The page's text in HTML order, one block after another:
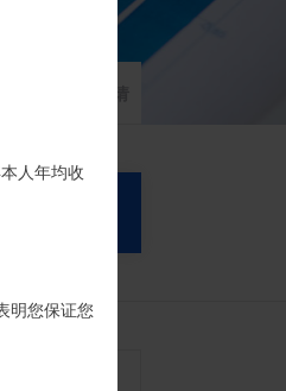
信托产品
人年均收
明您保证您